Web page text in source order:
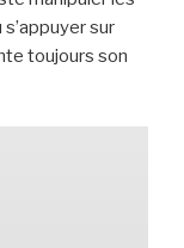
sur
toujours son